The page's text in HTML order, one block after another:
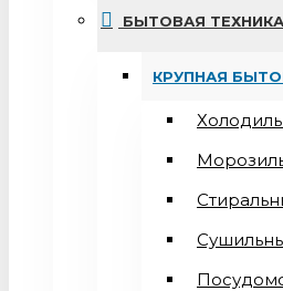
БЫТОВАЯ ТЕХНИКА
КРУПНАЯ